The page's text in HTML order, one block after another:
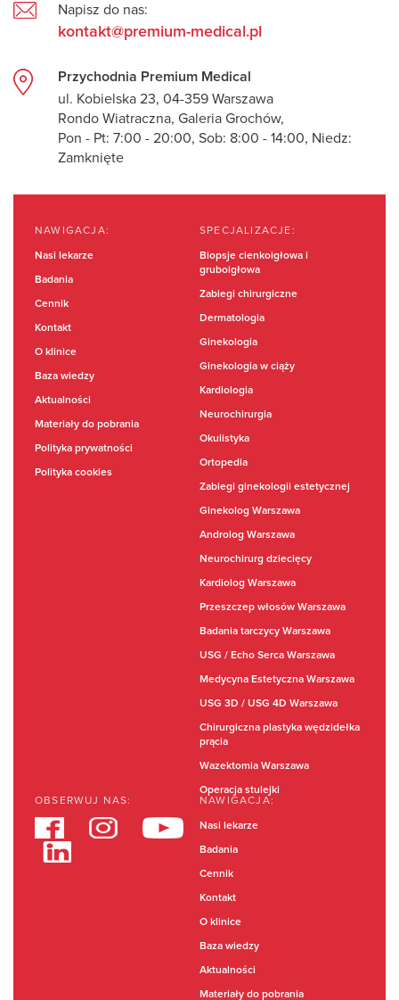
Napisz do nas:
kontakt@premium-medical.pl
Przychodnia Premium Medical
ul. Kobielska 23, 04-359 Warszawa
Rondo Wiatraczna, Galeria Grochów,
Pon - Pt: 7:00 - 20:00, Sob: 8:00 - 14:00, Niedz:
Zamknięte
NAWIGACJA:
Nasi lekarze
Badania
Cennik
Kontakt
O klinice
Baza wiedzy
Aktualności
Materiały do pobrania
Polityka prywatności
Polityka cookies
SPECJALIZACJE:
Biopsje cienkoigłowa i
gruboigłowa
Zabiegi chirurgiczne
Dermatologia
Ginekologia
Ginekologia w ciąży
Kardiologia
Neurochirurgia
Okulistyka
Ortopedia
Zabiegi ginekologii estetycznej
Ginekolog Warszawa
Androlog Warszawa
Neurochirurg dziecięcy
Kardiolog Warszawa
Przeszczep włosów Warszawa
Badania tarczycy Warszawa
USG / Echo Serca Warszawa
Medycyna Estetyczna Warszawa
USG 3D / USG 4D Warszawa
Chirurgiczna plastyka wędzidełka
prącia
Wazektomia Warszawa
Operacja stulejki
OBSERWUJ NAS: NAWIGACJA:
Nasi lekarze
Badania
Cennik
Kontakt
O klinice
Baza wiedzy
Aktualności
Materiały do pobrania